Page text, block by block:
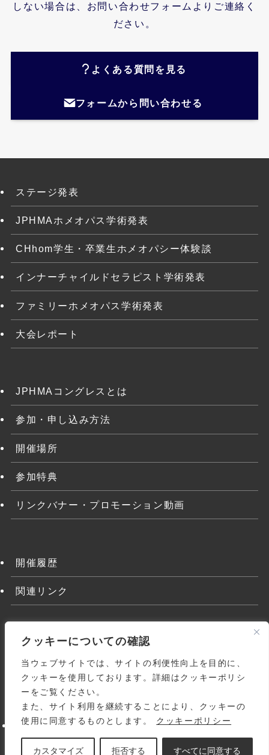
クッキーについての確認
当ウェブサイトでは、サイトの利便性向上を目的に、
クッキーを使用しております。詳細はクッキーポリシ
ーをご覧ください。
また、サイト利用を継続することにより、クッキーの
使用に同意するものとします。
クッキーポリシー
カスタマイズ 拒否する すべてに同意する
しない場合は、お問い合わせフォームよりご連絡く
ださい。
よくある質問を見る
フォームから問い合わせる
ステージ発表
JPHMAホメオパス学術発表
CHhom学生・卒業生ホメオパシー体験談
インナーチャイルドセラピスト学術発表
ファミリーホメオパス学術発表
大会レポート
JPHMAコングレスとは
参加・申し込み方法
開催場所
参加特典
リンクバナー・プロモーション動画
開催履歴
関連リンク
よくある質問 関連リンク
利用規約
個人情報の取り扱いについて
サイトマップ お問い合わせ
© 1998-2026 Japanese Homoeopathic Medical